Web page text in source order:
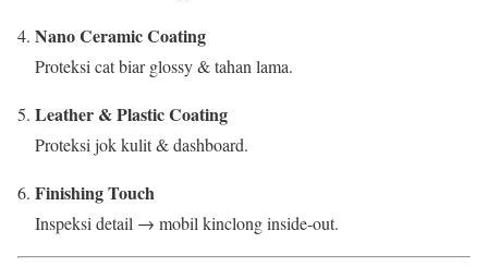
Nano Ceramic Coating
Proteksi cat biar glossy & tahan lama.
Leather & Plastic Coating
Proteksi jok kulit & dashboard.
Finishing Touch
Inspeksi detail → mobil kinclong inside-out.